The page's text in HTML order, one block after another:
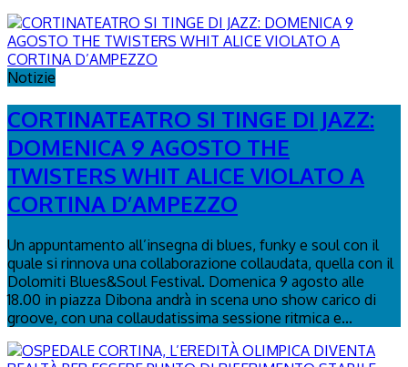
Notizie
CORTINATEATRO SI TINGE DI JAZZ:
DOMENICA 9 AGOSTO THE
TWISTERS WHIT ALICE VIOLATO A
CORTINA D’AMPEZZO
Un appuntamento all’insegna di blues, funky e soul con il
quale si rinnova una collaborazione collaudata, quella con il
Dolomiti Blues&Soul Festival. Domenica 9 agosto alle
18.00 in piazza Dibona andrà in scena uno show carico di
groove, con una collaudatissima sessione ritmica e...